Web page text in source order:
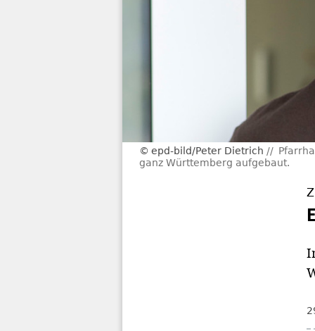
epd-bild/Peter Dietrich
ganz Württemberg aufgebaut.